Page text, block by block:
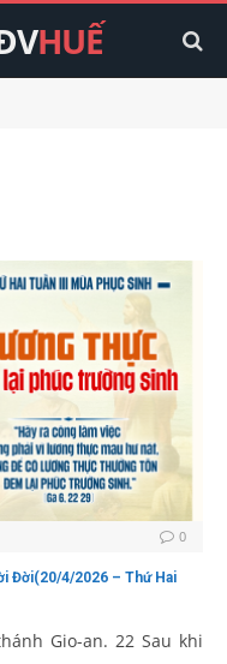
HUẾ
0
Đời(20/4/2026 – Thứ Hai
Gio-an. 22 Sau khi